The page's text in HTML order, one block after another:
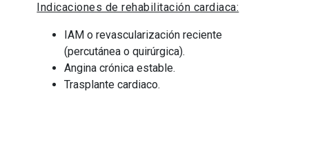
Indicaciones de rehabilitación cardiaca:
IAM o revascularización reciente
(percutánea o quirúrgica).
Angina crónica estable.
Trasplante cardiaco.